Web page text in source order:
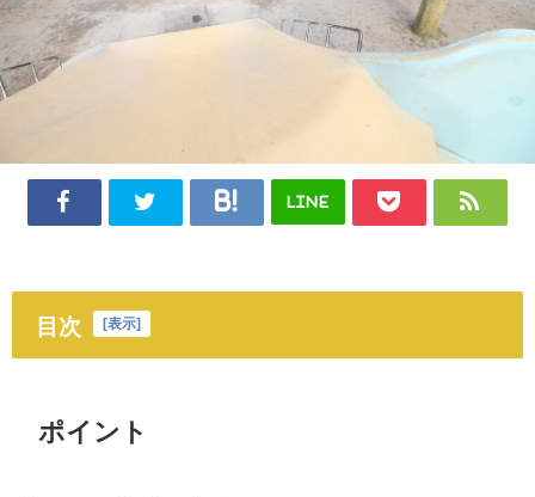
LINE
目次 [表示]
ポイント